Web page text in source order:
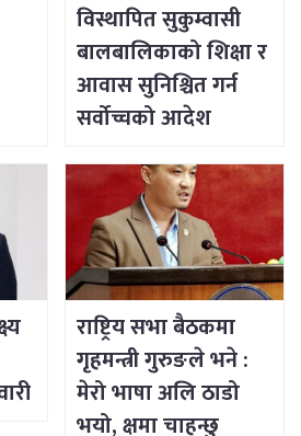
विस्थापित सुकुम्वासी
बालबालिकाको शिक्षा र
आवास सुनिश्चित गर्न
सर्वोच्चको आदेश
राष्ट्रिय सभा बैठकमा
गृहमन्त्री गुरुङले भने :
मेरो भाषा अलि ठाडो
भयो, क्षमा चाहन्छु